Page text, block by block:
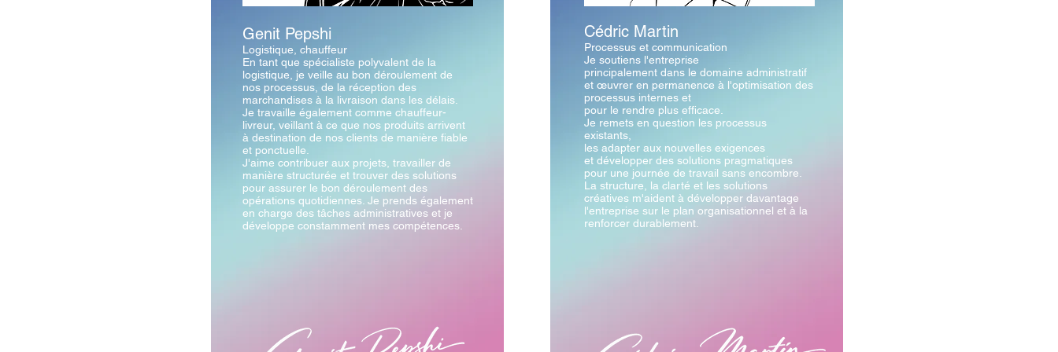
Genit Pepshi
Logistique, chauffeur
En tant que spécialiste polyvalent de la
logistique, je veille au bon déroulement de
nos processus, de la réception des
marchandises à la livraison dans les délais.
Je travaille également comme chauffeur-
livreur, veillant à ce que nos produits arrivent
à destination de nos clients de manière fiable
et ponctuelle.
J'aime contribuer aux projets, travailler de
manière structurée et trouver des solutions
pour assurer le bon déroulement des
opérations quotidiennes. Je prends également
en charge des tâches administratives et je
développe constamment mes compétences.
Cédric Martin
Processus et communication
Je soutiens l'entreprise
principalement dans le domaine administratif
et œuvrer en permanence à l'optimisation des
processus internes et
pour le rendre plus efficace.
Je remets en question les processus
existants,
les adapter aux nouvelles exigences
et développer des solutions pragmatiques
pour une journée de travail sans encombre.
La structure, la clarté et les solutions
créatives m'aident à développer davantage
l'entreprise sur le plan organisationnel et à la
renforcer durablement.